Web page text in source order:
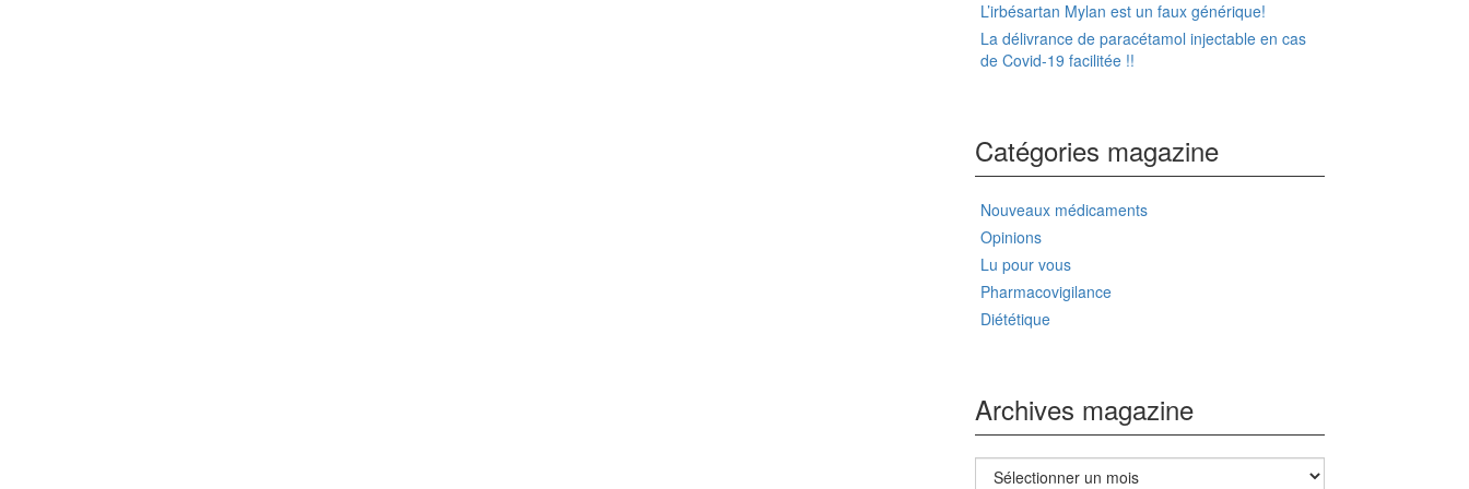
L’irbésartan Mylan est un faux générique!
La délivrance de paracétamol injectable en cas
de Covid-19 facilitée !!
Catégories magazine
Nouveaux médicaments
Opinions
Lu pour vous
Pharmacovigilance
Diététique
Archives magazine
Archives